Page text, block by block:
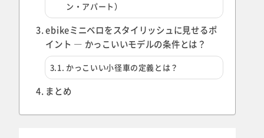
ン・アパート）
ebikeミニベロをスタイリッシュに見せるポ
イント ― かっこいいモデルの条件とは？
かっこいい小径車の定義とは？
まとめ